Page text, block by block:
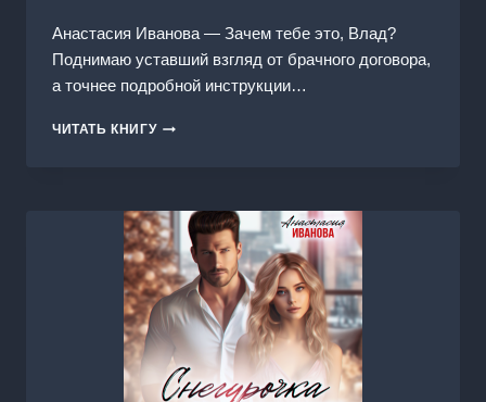
Анастасия Иванoва — Зачем тебе это, Влад?
Поднимаю уставший взгляд от брачного договора,
а точнее подробной инструкции…
ЧИТАТЬ КНИГУМАМА